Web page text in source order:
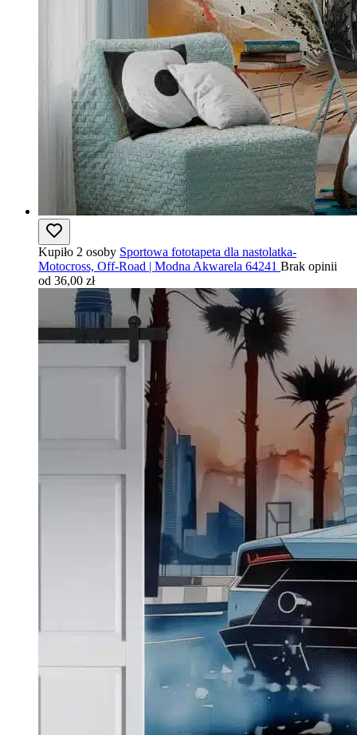
Kupiło 2 osoby Sportowa fototapeta dla nastolatka-
Motocross, Off-Road | Modna Akwarela 64241 Brak opinii
od 36,00 zł